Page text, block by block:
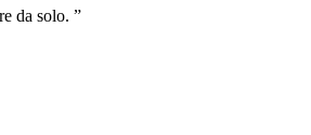
da solo. ”